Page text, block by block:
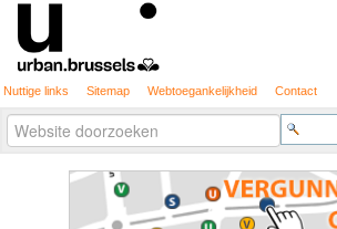
Nuttige links Sitemap Webtoegankelijkheid Contact
Zoek
Geavanceerd
zoeken...